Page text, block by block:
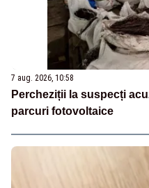
7 aug. 2026, 10:58
Percheziții la suspecți
parcuri fotovoltaice